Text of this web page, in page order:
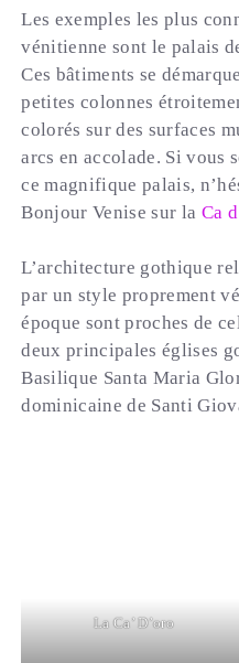
Les exemples les plus
vénitienne sont le palais
Ces bâtiments se
petites colonnes
colorés sur des surfaces
arcs en accolade. Si vous
ce magnifique palais,
Bonjour Venise sur la Ca
L’architecture gothique
par un style proprement
époque sont proches de
deux principales églises
Basilique Santa Maria
dominicaine de Santi
La Ca’ D’oro